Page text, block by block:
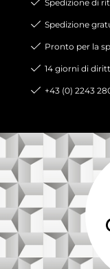
Spedizione di
Spedizione
Pronto per la
14 giorni di
+43 (0) 2243